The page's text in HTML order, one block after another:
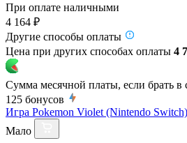
При оплате наличными
4 164 ₽
Другие способы оплаты
Цена при других способах оплаты 4
Сумма месячной платы, если брать в
125 бонусов
Игра Pokemon Violet (Nintendo Switch)
Мало